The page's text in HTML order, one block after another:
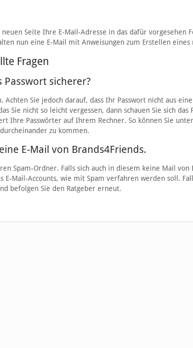
Seite Ihre E-Mail-Adresse in das dafür vorgesehen
nun eine E-Mail mit Anweisungen zum Erstellen eines
Fragen
Passwort sicherer?
Achten Sie jedoch darauf, dass Ihr Passwort nicht aus
Sie nicht so leicht vergessen, dann schauen Sie sich
Ihre Passwörter auf Ihrem Rechner. So können Sie
zu kommen.
E-Mail von Brands4Friends.
Spam-Ordner. Falls sich auch in diesem keine Mail
E-Mail-Accounts, wie mit Spam verfahren werden soll.
befolgen Sie den Ratgeber erneut.